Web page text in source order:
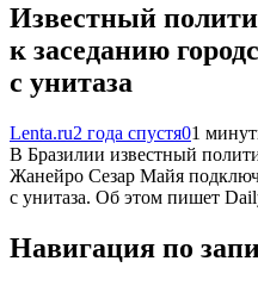
Известный
к заседанию
с унитаза
Lenta.ru2 года спустя01
В Бразилии известный
Жанейро Сезар Майя
с унитаза. Об этом пишет
Навигация по